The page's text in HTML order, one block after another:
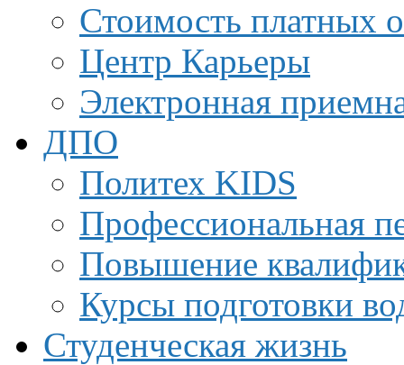
Стоимость платных
Центр Карьеры
Электронная
ДПО
Политех KIDS
Профессиональная
Повышение
Курсы подготовки
Студенческая жизнь